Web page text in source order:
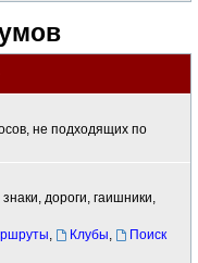
не подходящих по
дороги, гаишники,
, Клубы,
Поиск